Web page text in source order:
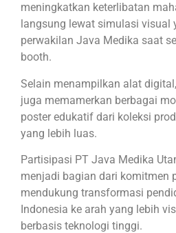
meningkatkan keterlibatan
langsung lewat simulasi visual
perwakilan Java Medika saat
booth.
Selain menampilkan alat
juga memamerkan berbagai
poster edukatif dari koleksi
yang lebih luas.
Partisipasi PT Java Medika
menjadi bagian dari komitmen
mendukung transformasi
Indonesia ke arah yang lebih
berbasis teknologi tinggi.